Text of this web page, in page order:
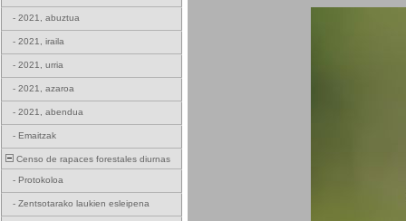
- 2021, abuztua
- 2021, iraila
- 2021, urria
- 2021, azaroa
- 2021, abendua
- Emaitzak
Censo de rapaces forestales diurnas
- Protokoloa
- Zentsotarako laukien esleipena